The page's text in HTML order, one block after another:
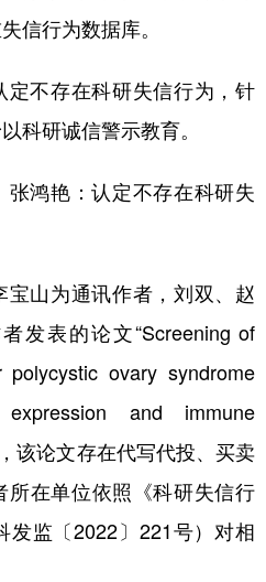
信行为数据库。
不存在科研失信行为，针
科研诚信警示教育。
鸿艳：认定不存在科研失
山为通讯作者，刘双、赵
发表的论文“Screening of
polycystic ovary syndrome
and immune
该论文存在代写代投、买卖
所在单位依照《科研失信行
发监〔2022〕221号）对相